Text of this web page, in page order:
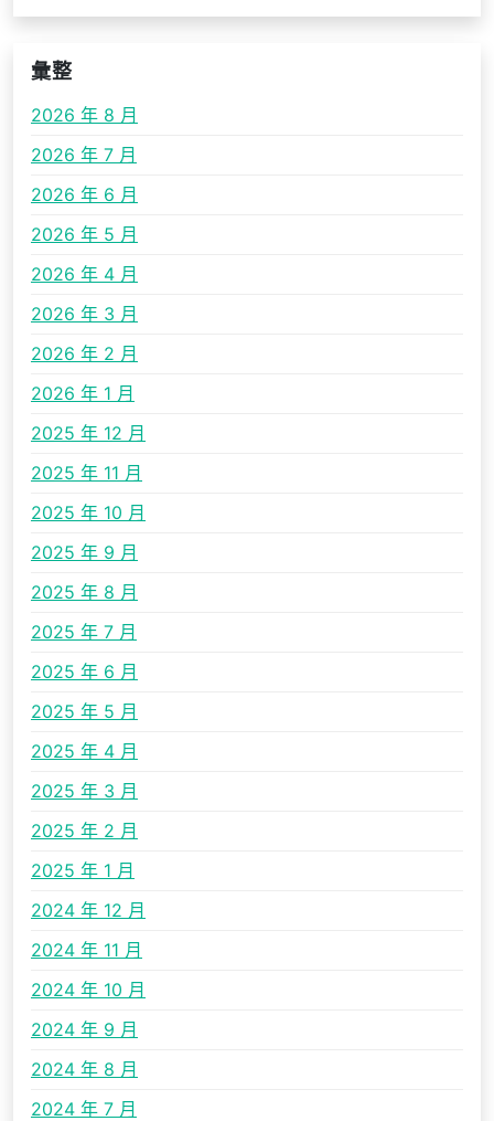
彙整
2026 年 8 月
2026 年 7 月
2026 年 6 月
2026 年 5 月
2026 年 4 月
2026 年 3 月
2026 年 2 月
2026 年 1 月
2025 年 12 月
2025 年 11 月
2025 年 10 月
2025 年 9 月
2025 年 8 月
2025 年 7 月
2025 年 6 月
2025 年 5 月
2025 年 4 月
2025 年 3 月
2025 年 2 月
2025 年 1 月
2024 年 12 月
2024 年 11 月
2024 年 10 月
2024 年 9 月
2024 年 8 月
2024 年 7 月